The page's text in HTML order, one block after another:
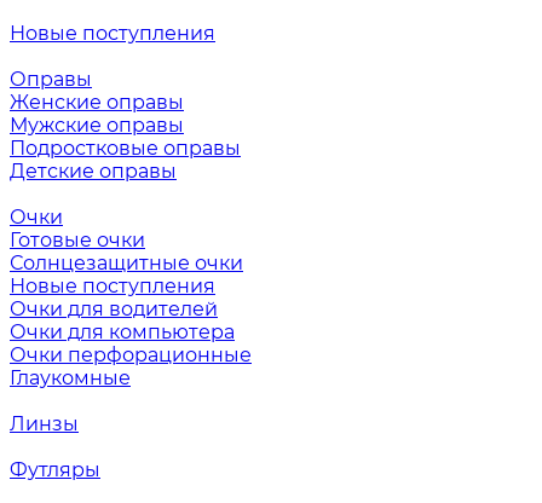
Новые поступления
Оправы
Женские оправы
Мужские оправы
Подростковые оправы
Детские оправы
Очки
Готовые очки
Солнцезащитные очки
Новые поступления
Очки для водителей
Очки для компьютера
Очки перфорационные
Глаукомные
Линзы
Футляры